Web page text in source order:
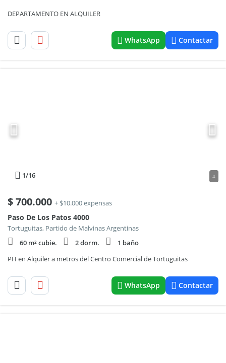
DEPARTAMENTO EN ALQUILER
WhatsApp Contactar
1/16 4
$700.000 + $10.000 expensas
Paso De Los Patos 4000
Tortuguitas, Partido de Malvinas Argentinas
60 m² cubie.
2 dorm.
1 baño
PH en Alquiler a metros del Centro Comercial de Tortuguitas
WhatsApp Contactar